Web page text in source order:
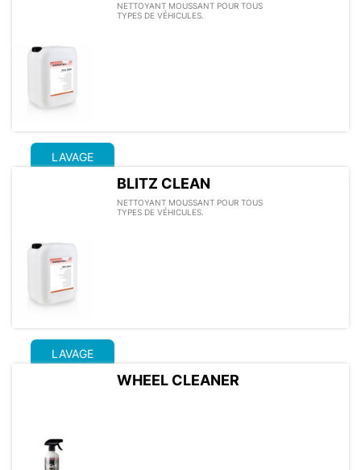
NETTOYANT MOUSSANT POUR TOUS
TYPES DE VÉHICULES.
LAVAGE
BLITZ CLEAN
NETTOYANT MOUSSANT POUR TOUS
TYPES DE VÉHICULES.
LAVAGE
WHEEL CLEANER